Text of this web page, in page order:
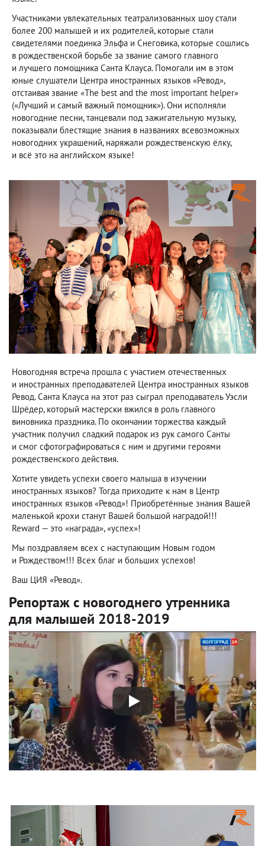
Участниками увлекательных театрализованных шоу стали
более 200 малышей и их родителей, которые стали
свидетелями поединка Эльфа и Снеговика, которые сошлись
в рождественской борьбе за звание самого главного
и лучшего помощника Санта Клауса. Помогали им в этом
юные слушатели Центра иностранных языков «Ревод»,
отстаивая звание «The best and the most important helper»
(«Лучший и самый важный помощник»). Они исполняли
новогодние песни, танцевали под зажигательную музыку,
показывали блестящие знания в названиях всевозможных
новогодних украшений, наряжали рождественскую ёлку,
и всё это на английском языке!
Новогодняя встреча прошла с участием отечественных
и иностранных преподавателей Центра иностранных языков
Ревод. Санта Клауса на этот раз сыграл преподаватель Уэсли
Шрёдер, который мастерски вжился в роль главного
виновника праздника. По окончании торжества каждый
участник получил сладкий подарок из рук самого Санты
и смог сфотографироваться с ним и другими героями
рождественского действия.
Хотите увидеть успехи своего малыша в изучении
иностранных языков? Тогда приходите к нам в Центр
иностранных языков «Ревод»! Приобретённые знания Вашей
маленькой крохи станут Вашей большой наградой!!!
Reward — это «награда», «успех»!
Мы поздравляем всех с наступающим Новым годом
и Рождеством!!! Всех благ и больших успехов!
Ваш ЦИЯ «Ревод».
Репортаж с новогоднего утренника
для малышей 2018-2019